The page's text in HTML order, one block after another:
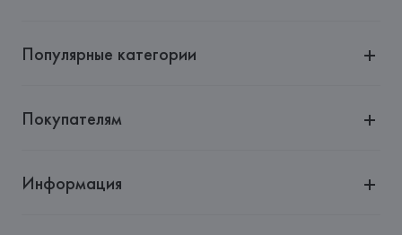
Страна происхождения товара:
Популярные категории
Покупателям
Информация